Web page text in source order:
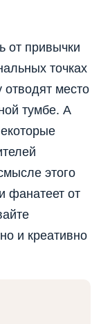
от привычки
точках
место
тумбе. А
этого
фанатеет от
и креативно